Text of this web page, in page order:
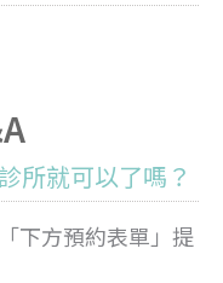
所就可以了嗎？
下方預約表單」提